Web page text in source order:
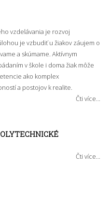
vzdelávania je rozvoj
je vzbudiť u žiakov záujem o
a skúmame. Aktívnym
v škole i doma žiak môže
ako komplex
a postojov k realite.
Čti více...
Čti více...